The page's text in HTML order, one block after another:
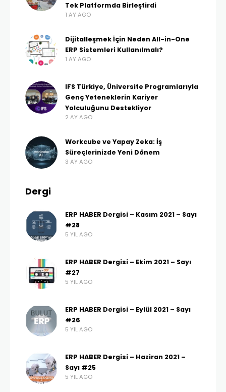
Tek Platformda Birleştirdi
1 AY AGO
Dijitalleşmek İçin Neden All-in-One
ERP Sistemleri Kullanılmalı?
1 AY AGO
IFS Türkiye, Üniversite Programlarıyla
Genç Yeteneklerin Kariyer
Yolculuğunu Destekliyor
2 AY AGO
Workcube ve Yapay Zeka: İş
Süreçlerinizde Yeni Dönem
3 AY AGO
Dergi
ERP HABER Dergisi – Kasım 2021 – Sayı
#28
5 YIL AGO
ERP HABER Dergisi – Ekim 2021 – Sayı
#27
5 YIL AGO
ERP HABER Dergisi – Eylül 2021 – Sayı
#26
5 YIL AGO
ERP HABER Dergisi – Haziran 2021 –
Sayı #25
5 YIL AGO